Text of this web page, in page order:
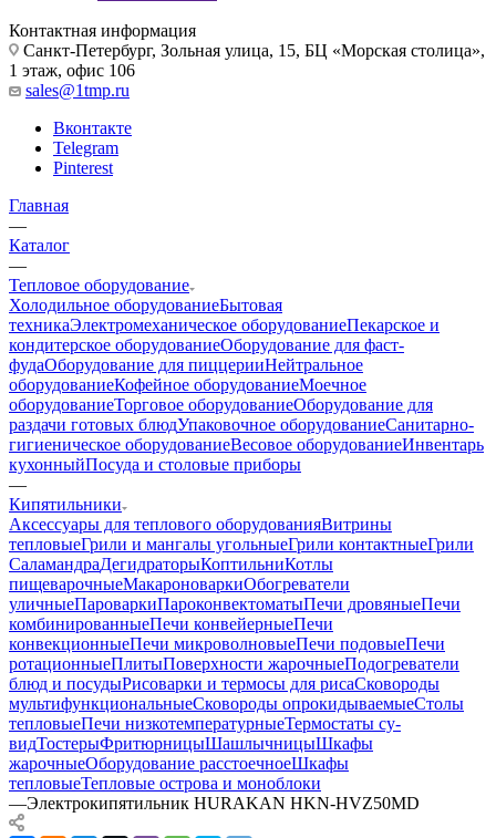
Контактная информация
Санкт-Петербург, Зольная улица, 15, БЦ «Морская столица»,
1 этаж, офис 106
sales@1tmp.ru
Вконтакте
Telegram
Pinterest
Главная
—
Каталог
—
Тепловое оборудование
Холодильное оборудованиеБытовая
техникаЭлектромеханическое оборудованиеПекарское и
кондитерское оборудованиеОборудование для фаст-
фудаОборудование для пиццерииНейтральное
оборудованиеКофейное оборудованиеМоечное
оборудованиеТорговое оборудованиеОборудование для
раздачи готовых блюдУпаковочное оборудованиеСанитарно-
гигиеническое оборудованиеВесовое оборудованиеИнвентарь
кухонныйПосуда и столовые приборы
—
Кипятильники
Аксессуары для теплового оборудованияВитрины
тепловыеГрили и мангалы угольныеГрили контактныеГрили
СаламандраДегидраторыКоптильниКотлы
пищеварочныеМакароноваркиОбогреватели
уличныеПароваркиПароконвектоматыПечи дровяныеПечи
комбинированныеПечи конвейерныеПечи
конвекционныеПечи микроволновыеПечи подовыеПечи
ротационныеПлитыПоверхности жарочныеПодогреватели
блюд и посудыРисоварки и термосы для рисаСковороды
мультифункциональныеСковороды опрокидываемыеСтолы
тепловыеПечи низкотемпературныеТермостаты су-
видТостерыФритюрницыШашлычницыШкафы
жарочныеОборудование расстоечноеШкафы
тепловыеТепловые острова и моноблоки
—Электрокипятильник HURAKAN HKN-HVZ50MD